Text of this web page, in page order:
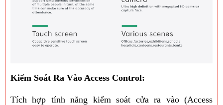
Kiểm Soát Ra Vào Access Control:
Tích hợp tính năng kiểm soát cửa ra vào (Access